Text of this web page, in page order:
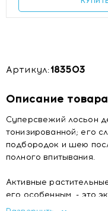
Артикул:183503
Описание товара
Суперсвежий лосьон
тонизированной; его
подбородок и шею
полного впитывания.
Активные
его особенным, - это
дистиллированная